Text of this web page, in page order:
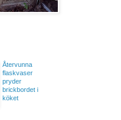
Återvunna
flaskvaser
pryder
brickbordet i
köket